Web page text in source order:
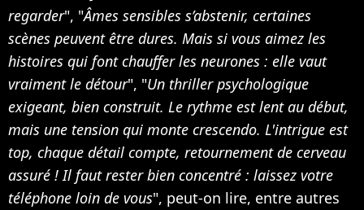
regarder", "Âmes sensibles s’abstenir, certaines
scènes peuvent être dures. Mais si vous aimez les
histoires qui font chauffer les neurones : elle vaut
vraiment le détour", "Un thriller psychologique
exigeant, bien construit. Le rythme est lent au début,
mais une tension qui monte crescendo. L'intrigue est
top, chaque détail compte, retournement de cerveau
assuré ! Il faut rester bien concentré : laissez votre
téléphone loin de vous", peut-on lire, entre autres